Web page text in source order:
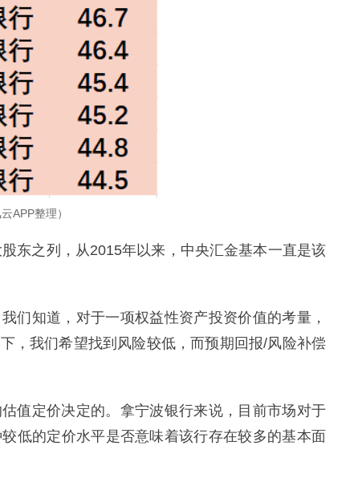
APP整理）
东之列，从2015年以来，中央汇金基本一直是该
们知道，对于一项权益性资产投资价值的考量，
，我们希望找到风险较低，而预期回报/风险补偿
值定价决定的。拿宁波银行来说，目前市场对于
低的定价水平是否意味着该行存在较多的基本面